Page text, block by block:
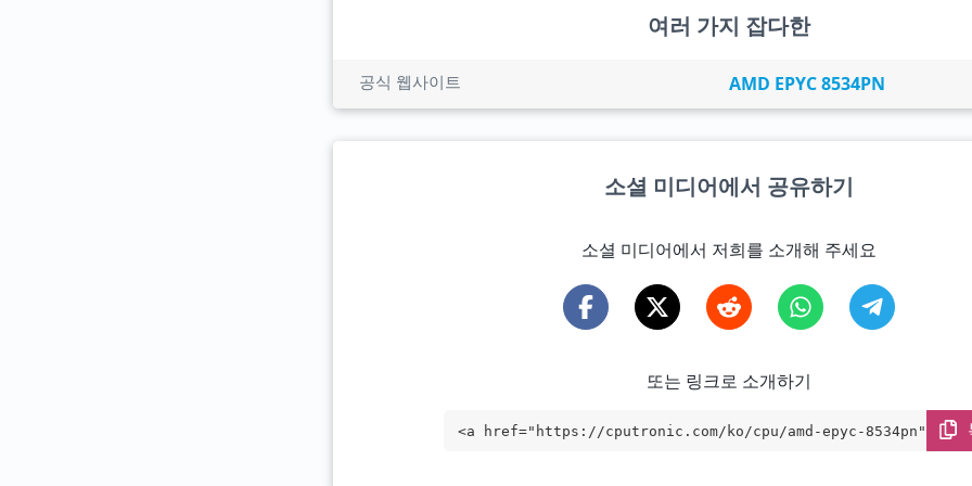
여러 가지 잡다한
공식 웹사이트 AMD EPYC 8534PN
소셜 미디어에서 공유하기
소셜 미디어에서 저희를 소개해 주세요
또는 링크로 소개하기
<a href="https://cputronic.com/ko/cpu/amd-epyc-8534pn"